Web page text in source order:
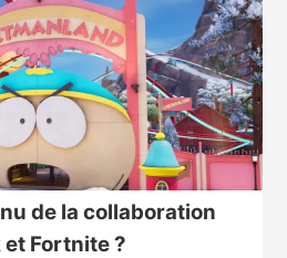
de la collaboration
Fortnite ?